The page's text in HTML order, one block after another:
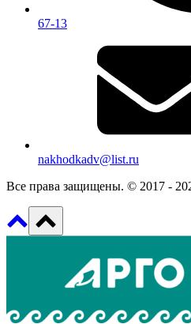
67-13
nakhodkadv@list.ru
Все права защищены. © 2017 -